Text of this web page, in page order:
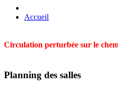
Accueil
Circulation perturbée sur le
Planning des salles